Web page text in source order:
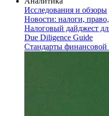
Исследования и обзоры
Новости: налоги,
Налоговый дайджест
Due Diligence Guide
Стандарты